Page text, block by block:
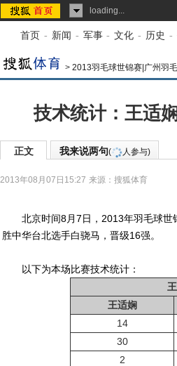
loading...
首页 - 新闻 - 军事 - 文化 - 历史 -
> 2013羽毛球世锦赛|广州羽
技术统计：王适
正文 我来说两句( 人参与)
2013年08月07日15:27 来源： 搜狐体育
北京时间8月7日，2013年羽毛球世
胜中华台北选手白骁马，晋级16强。
以下为本场比赛技术统计：
王适娴
14
30
2